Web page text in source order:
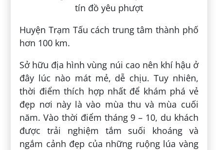
Huyện Trạm Tấu cách trung tâm thành phố
hơn 100 km.
Sở hữu địa hình vùng núi cao nên khí hậu ở
đây lúc nào mát mẻ, dễ chịu. Tuy nhiên,
thời điểm thích hợp nhất để khám phá vẻ
đẹp nơi này là vào mùa thu và mùa cuối
năm. Vào thời điểm tháng 9 – 10, du khách
được trải nghiệm tắm suối khoáng và
ngắm cảnh đẹp của những ruộng lúa vàng